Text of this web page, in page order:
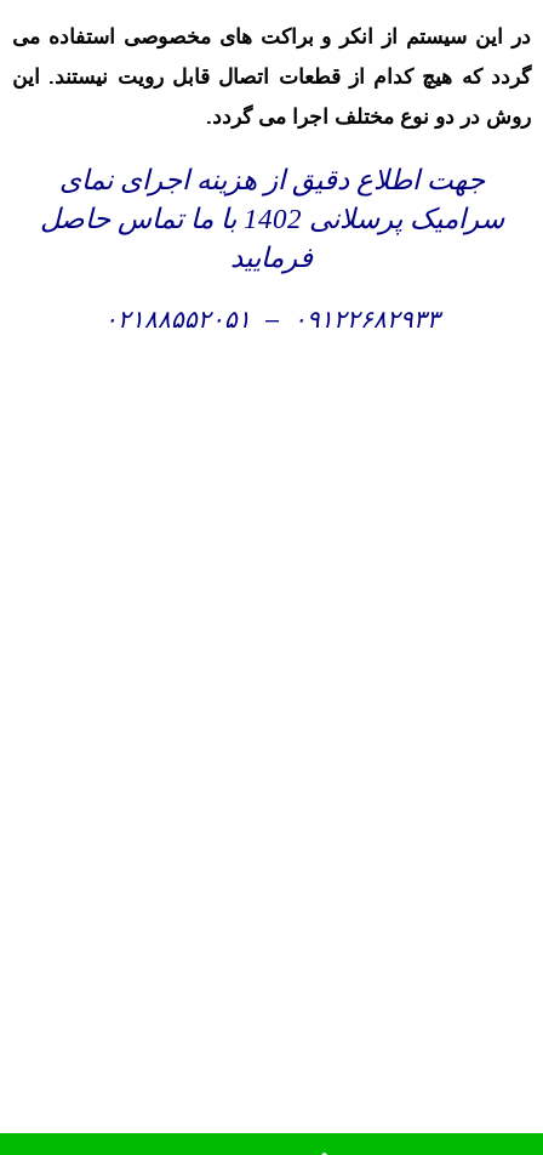
در این سیستم از انکر و براکت های مخصوصی استفاده می
گردد که هیچ کدام از قطعات اتصال قابل رویت نیستند.
این
روش در دو نوع مختلف اجرا می گردد.
جهت اطلاع دقیق از هزینه اجرای نمای
سرامیک پرسلانی 1402 با ما تماس حاصل
فرمایید
۰۹۱۲۲۶۸۲۹۳۳ – ۰۲۱۸۸۵۵۲۰۵۱